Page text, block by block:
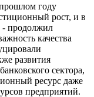
году
рост, и в
- продолжил
качества
развития
сектора,
ресурс даже
предприятий.